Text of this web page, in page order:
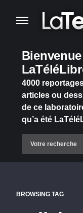
4000
articles ou
de ce
qu’a été
BROWSING TAG